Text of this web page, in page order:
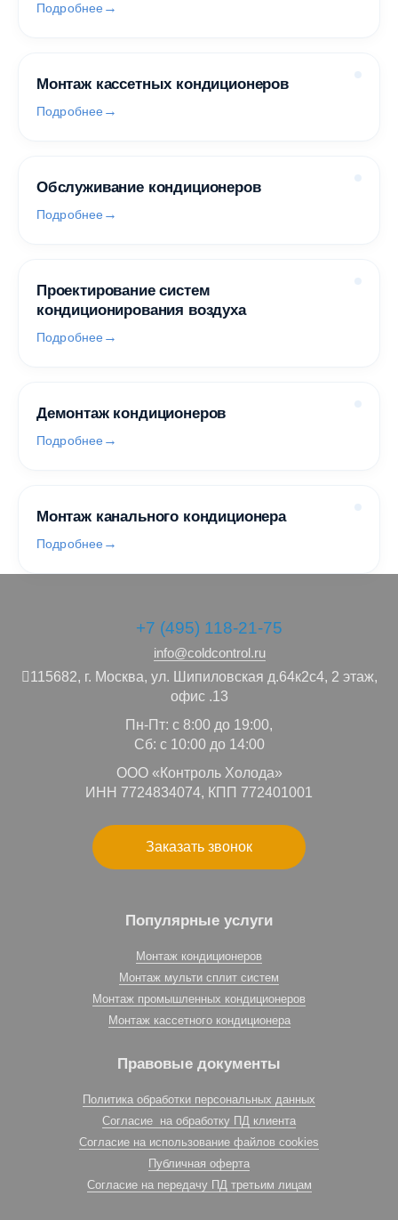
Подробнее
Монтаж кассетных кондиционеров
Подробнее
Обслуживание кондиционеров
Подробнее
Проектирование систем
кондиционирования воздуха
Подробнее
Демонтаж кондиционеров
Подробнее
Монтаж канального кондиционера
Подробнее
+7 (495) 118-21-75
info@coldcontrol.ru
115682, г. Москва, ул. Шипиловская д.64к2с4, 2 этаж,
офис .13
Пн-Пт: с 8:00 до 19:00,
Сб: с 10:00 до 14:00
ООО «Контроль Холода»
ИНН 7724834074, КПП 772401001
Заказать звонок
Популярные услуги
Монтаж кондиционеров
Монтаж мульти сплит систем
Монтаж промышленных кондиционеров
Монтаж кассетного кондиционера
Правовые документы
Политика обработки персональных данных
Согласие на обработку ПД клиента
Согласие на использование файлов cookies
Публичная оферта
Согласие на передачу ПД третьим лицам